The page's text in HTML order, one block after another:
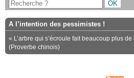
A l’intention des pessimistes !
« L’arbre qui s’écroule fait beaucoup plus
(Proverbe chinois)